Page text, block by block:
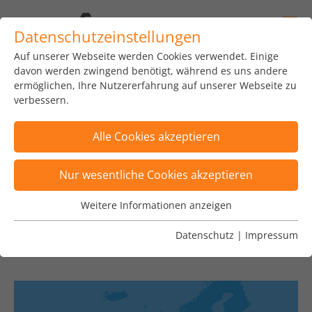
home news insights blog
Posts wurden nach Kategorie "Financial
Services" gefiltert×
Datenschutzeinstellungen
Auf unserer Webseite werden Cookies verwendet. Einige
davon werden zwingend benötigt, während es uns andere
ermöglichen, Ihre Nutzererfahrung auf unserer Webseite zu
verbessern.
Alle Cookies akzeptieren
Nur wesentliche Cookies akzeptieren
Wesentliche Cookies
Wesentliche Cookies werden für grundlegende
gewährleistet, dass die Webseite einwandfrei
fe_typo_user
Cookie-Informationen anzeigen
Weitere Informationen anzeigen
Datenschutz | Impressum